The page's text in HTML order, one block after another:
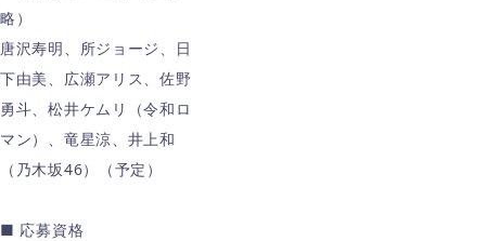
略）
唐沢寿明、所ジョージ、日
下由美、広瀬アリス、佐野
勇斗、松井ケムリ（令和ロ
マン）、竜星涼、井上和
（乃木坂46）（予定）
■ 応募資格